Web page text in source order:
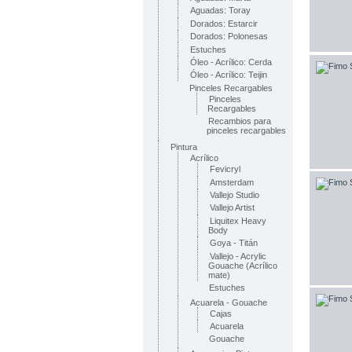
Aguadas: Toray
Dorados: Estarcir
Dorados: Polonesas
Estuches
Óleo - Acrílico: Cerda
Óleo - Acrílico: Teijin
Pinceles Recargables
Pinceles
Recargables
Recambios para
pinceles recargables
Pintura
Acrílico
Fevicryl
Amsterdam
Vallejo Studio
Vallejo Artist
Liquitex Heavy
Body
Goya - Titán
Vallejo - Acrylic
Gouache (Acrílico
mate)
Estuches
Acuarela - Gouache
Cajas
Acuarela
Gouache